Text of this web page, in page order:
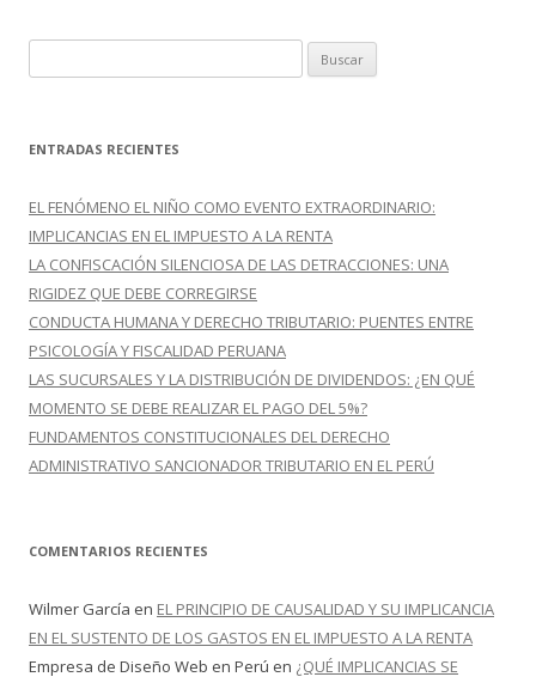
u
c
r
:
ENTRADAS RECIENTES
EL FENÓMENO EL NIÑO COMO EVENTO EXTRAORDINARIO:
IMPLICANCIAS EN EL IMPUESTO A LA RENTA
LA CONFISCACIÓN SILENCIOSA DE LAS DETRACCIONES: UNA
RIGIDEZ QUE DEBE CORREGIRSE
CONDUCTA HUMANA Y DERECHO TRIBUTARIO: PUENTES ENTRE
PSICOLOGÍA Y FISCALIDAD PERUANA
LAS SUCURSALES Y LA DISTRIBUCIÓN DE DIVIDENDOS: ¿EN QUÉ
MOMENTO SE DEBE REALIZAR EL PAGO DEL 5%?
FUNDAMENTOS CONSTITUCIONALES DEL DERECHO
ADMINISTRATIVO SANCIONADOR TRIBUTARIO EN EL PERÚ
COMENTARIOS RECIENTES
Wilmer García en EL PRINCIPIO DE CAUSALIDAD Y SU IMPLICANCIA
EN EL SUSTENTO DE LOS GASTOS EN EL IMPUESTO A LA RENTA
Empresa de Diseño Web en Perú en ¿QUÉ IMPLICANCIAS SE